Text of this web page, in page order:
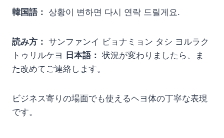
韓国語： 상황이 변하면 다시 연락 드릴게요.
読み方： サンファンイ ビョナミョン タシ ヨルラク
トゥリルケヨ 日本語： 状況が変わりましたら、ま
た改めてご連絡します。
ビジネス寄りの場面でも使えるヘヨ体の丁寧な表現
です。